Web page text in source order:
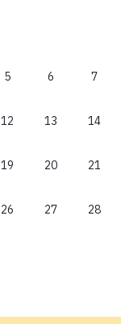
5 6 7
12 13 14
19 20 21
26 27 28